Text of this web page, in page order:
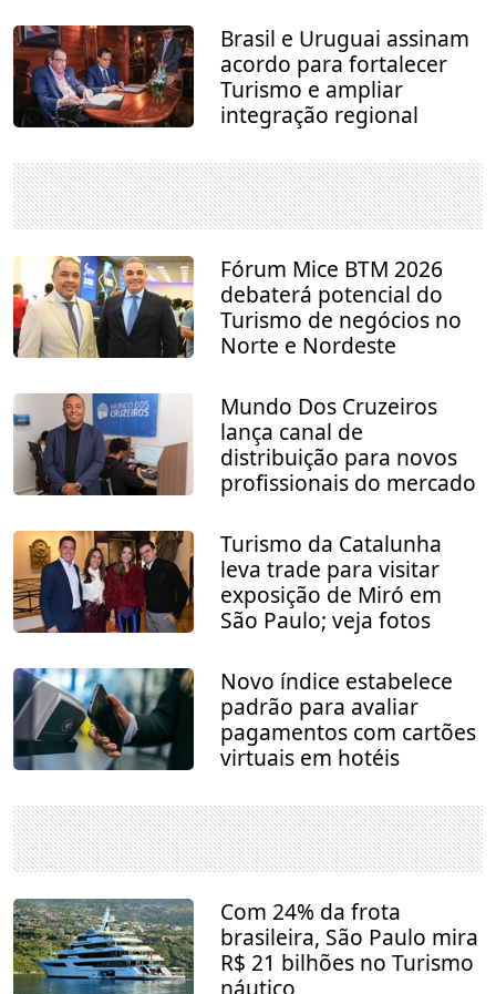
Brasil e Uruguai assinam
acordo para fortalecer
Turismo e ampliar
integração regional
Fórum Mice BTM 2026
debaterá potencial do
Turismo de negócios no
Norte e Nordeste
Mundo Dos Cruzeiros
lança canal de
distribuição para novos
profissionais do mercado
Turismo da Catalunha
leva trade para visitar
exposição de Miró em
São Paulo; veja fotos
Novo índice estabelece
padrão para avaliar
pagamentos com cartões
virtuais em hotéis
Com 24% da frota
brasileira, São Paulo mira
R$ 21 bilhões no Turismo
náutico